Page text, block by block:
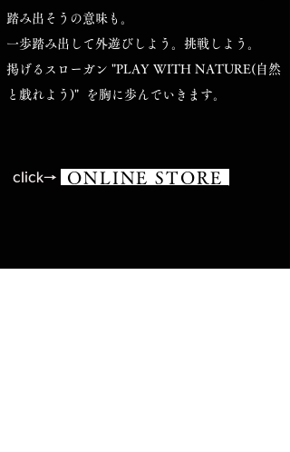
踏み出そうの意味も。
一歩踏み出して外遊びしよう。挑戦しよう。
掲げるスローガン "PLAY WITH NATURE(自然
と戯れよう)" を胸に歩んでいきます。
click→ ONLINE STORE